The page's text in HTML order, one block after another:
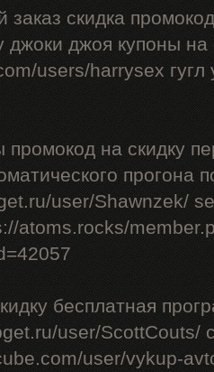
заказ скидка
джоки джоя купоны на
users/harrysex гугл
промокод на скидку
прогона
user/Shawnzek/
atoms.rocks/
бесплатная
user/ScottCouts/
user/vykup-